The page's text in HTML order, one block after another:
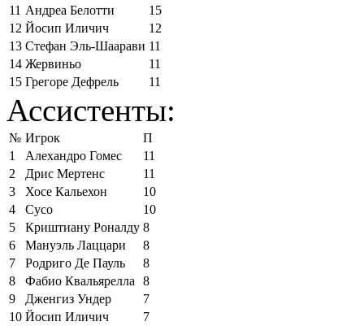
11 Андреа Белотти
15
12 Йосип Иличич
12
13 Стефан Эль-Шаарави 11
14 Жервиньо
11
15 Грегоре Дефрель 11
Ассистенты:
№ Игрок
П
1
Алехандро Гомес
11
2
Дрис Мертенс
11
3
Хосе Кальехон
10
4
Сусо
10
5
Криштиану Роналду 8
6
Мануэль Лаццари
8
7
Родриго Де Пауль
8
8
Фабио Квальярелла
8
9
Дженгиз Ундер
7
10 Йосип Иличич
7